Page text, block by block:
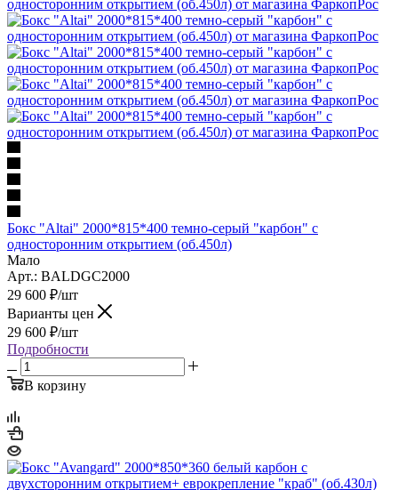
Бокс "Altai" 2000*815*400 темно-серый "карбон" с
односторонним открытием (об.450л)
Мало
Арт.: BALDGC2000
29 600 ₽/шт
Варианты цен
29 600 ₽/шт
Подробности
В корзину